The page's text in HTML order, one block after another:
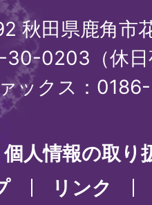
秋田県鹿角市
30-0203（休
ックス：
個人情報の取り
リンク